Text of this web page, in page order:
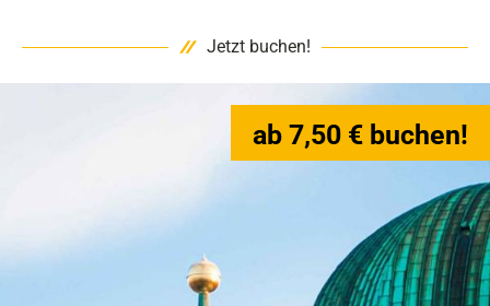
Jetzt buchen!
ab 7,50 € buchen!